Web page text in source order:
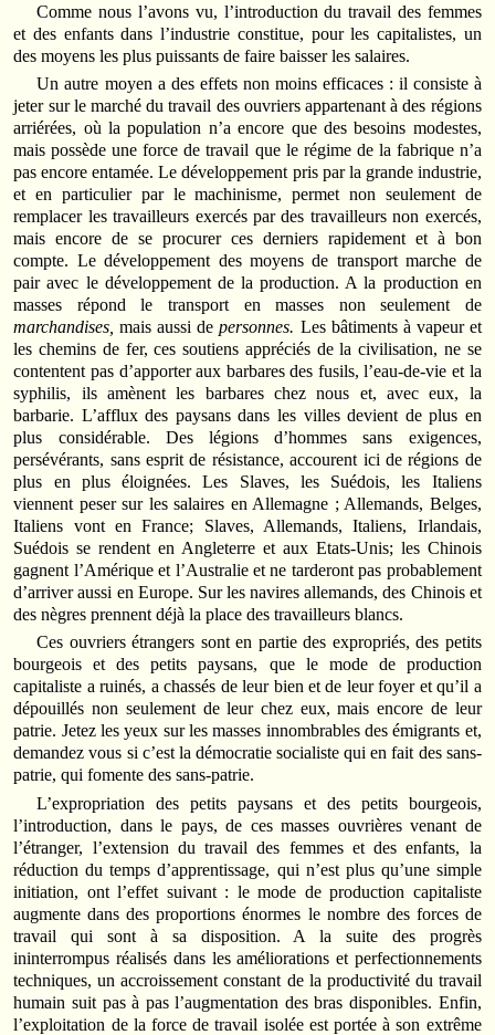
Comme nous l’avons vu, l’introduction du travail des femmes
et des enfants dans l’industrie constitue, pour les capitalistes, un
des moyens les plus puissants de faire baisser les salaires.
Un autre moyen a des effets non moins efficaces : il consiste à
jeter sur le marché du travail des ouvriers appartenant à des régions
arriérées, où la population n’a encore que des besoins modestes,
mais possède une force de travail que le régime de la fabrique n’a
pas encore entamée. Le développement pris par la grande industrie,
et en particulier par le machinisme, permet non seulement de
remplacer les travailleurs exercés par des travailleurs non exercés,
mais encore de se procurer ces derniers rapidement et à bon
compte. Le développement des moyens de transport marche de
pair avec le développement de la production. A la production en
masses répond le transport en masses non seulement de
marchandises,mais aussi depersonnes. Les bâtiments à vapeur et
les chemins de fer, ces soutiens appréciés de la civilisation, ne se
contentent pas d’apporter aux barbares des fusils, l’eau-de-vie et la
syphilis, ils amènent les barbares chez nous et, avec eux, la
barbarie. L’afflux des paysans dans les villes devient de plus en
plus considérable. Des légions d’hommes sans exigences,
persévérants, sans esprit de résistance, accourent ici de régions de
plus en plus éloignées. Les Slaves, les Suédois, les Italiens
viennent peser sur les salaires en Allemagne ; Allemands, Belges,
Italiens vont en France; Slaves, Allemands, Italiens, Irlandais,
Suédois se rendent en Angleterre et aux Etats-Unis; les Chinois
gagnent l’Amérique et l’Australie et ne tarderont pas probablement
d’arriver aussi en Europe. Sur les navires allemands, des Chinois et
des nègres prennent déjà la place des travailleurs blancs.
Ces ouvriers étrangers sont en partie des expropriés, des petits
bourgeois et des petits paysans, que le mode de production
capitaliste a ruinés, a chassés de leur bien et de leur foyer et qu’il a
dépouillés non seulement de leur chez eux, mais encore de leur
patrie. Jetez les yeux sur les masses innombrables des émigrants et,
demandez vous si c’est la démocratie socialiste qui en fait des sans-
patrie, qui fomente des sans-patrie.
L’expropriation des petits paysans et des petits bourgeois,
l’introduction, dans le pays, de ces masses ouvrières venant de
l’étranger, l’extension du travail des femmes et des enfants, la
réduction du temps d’apprentissage, qui n’est plus qu’une simple
initiation, ont l’effet suivant : le mode de production capitaliste
augmente dans des proportions énormes le nombre des forces de
travail qui sont à sa disposition. A la suite des progrès
ininterrompus réalisés dans les améliorations et perfectionnements
techniques, un accroissement constant de la productivité du travail
humain suit pas à pas l’augmentation des bras disponibles. Enfin,
l’exploitation de la force de travail isolée est portée à son extrême